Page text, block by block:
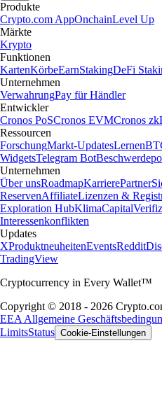
Produkte
Crypto.com AppOnchainLevel Up
Märkte
Krypto
Funktionen
KartenKörbeEarnStakingDeFi
Unternehmen
VerwahrungPay für Händler
Entwickler
Cronos PoSCronos EVMCronos
Ressourcen
ForschungMarkt-UpdatesLernen
WidgetsTelegram Bot
Unternehmen
Über unsRoadmapKarrierePartner
ReservenAffiliateLizenzen &
Exploration HubKlimaCapital
Interessenkonflikten
Updates
XProduktneuheitenEventsReddit
TradingView
Cryptocurrency in Every Wallet™
Copyright © 2018 - 2026
EEA Allgemeine
LimitsStatus Cookie-Einstellungen